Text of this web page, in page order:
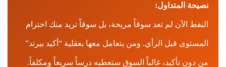
نصيحة المتداول:
النفط الآن لم تعد سوقاً مريحة، بل سوقاً تريد منك احترام
المستوى قبل الرأي. ومن يتعامل معها بعقلية “أكيد بيرتد”
من دون تأكيد، غالباً السوق ستعطيه درساً سريعاً ومكلفاً.